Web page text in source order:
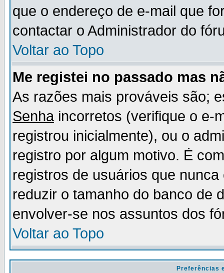
que o endereço de e-mail que
contactar o Administrador do
Voltar ao Topo
Me registei no passado mas
As razões mais prováveis são;
Senhaincorretos (verifique o e-
registrou inicialmente), ou o
registro por algum motivo. É
registros de usuários que
reduzir o tamanho do banco de
envolver-se nos assuntos dos
Voltar ao Topo
Preferências